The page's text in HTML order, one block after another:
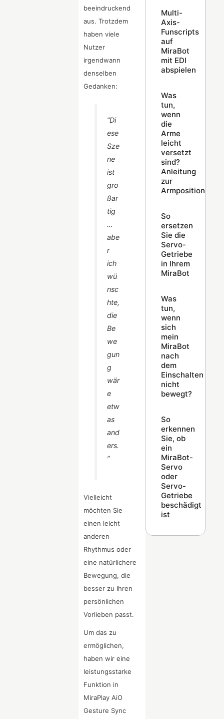
beeindruckend
aus. Trotzdem
haben viele
Nutzer
irgendwann
denselben
Gedanken:
“Di
ese
Sze
ne
ist
gro
ßar
tig
…
abe
r
ich
wü
nsc
hte,
die
Be
we
gun
g
wär
e
etw
as
and
ers.
”
Vielleicht
möchten Sie
einen leicht
anderen
Rhythmus oder
eine natürlichere
Bewegung, die
besser zu Ihren
persönlichen
Vorlieben passt.
Um das zu
ermöglichen,
haben wir eine
leistungsstarke
Funktion in
MiraPlay AiO
Gesture Sync
Multi-
Axis-
Funscripts
auf
MiraBot
mit EDI
abspielen
Was
tun,
wenn
die
Arme
leicht
versetzt
sind?
Anleitung
zur
So
ersetzen
Sie die
Servo-
Getriebe
in Ihrem
MiraBot
Was
tun,
wenn
sich
mein
MiraBot
nach
dem
Einschalten
nicht
bewegt?
So
erkennen
Sie, ob
ein
MiraBot-
Servo
oder
Servo-
Getriebe
beschädigt
ist